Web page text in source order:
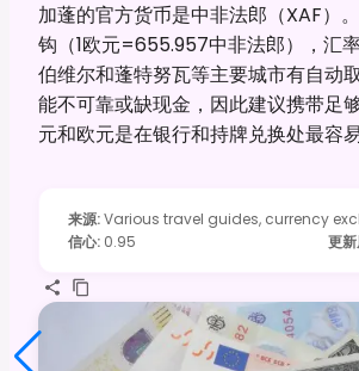
加蓬的官方货币是中非法郎（XAF）
钩（1欧元=655.957中非法郎），汇
伯维尔和蓬特努瓦等主要城市有自动
能不可靠或缺现金，因此建议携带足
元和欧元是在银行和持牌兑换处最容
来源:Various travel guides, currency
信心: 0.95 更